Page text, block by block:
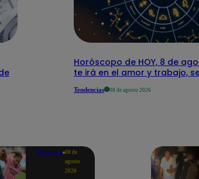
Horóscopo de HOY, 8 de
te irá en el amor y trabajo,
Tendencias 08 de agosto 2026
Deportes 08 de
agosto
2026